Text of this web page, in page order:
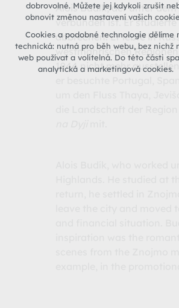
Alois Budík, der unter
verbunden ist. Er
abbrechen. Er lebte in
westmährischen
1944 nicht mehr
er besuchte Portugal,
um den Fluss Thaya,
die Landschaft der
Alois Budík, who worked
Highlands. He studied at
return, he settled in
leave the city and
and financial situation.
inspiration was the
scenes from the Znojmo
example, in the
Odmítnout vše
dobrovolné. Můžete jej kdykoli zrušit
obnovit změnou nastavení vašich
Cookies a podobné technologie dělíme
technická: nutná pro běh webu, bez nichž
web používat a volitelná. Do této části
analytická a marketingová cookies.